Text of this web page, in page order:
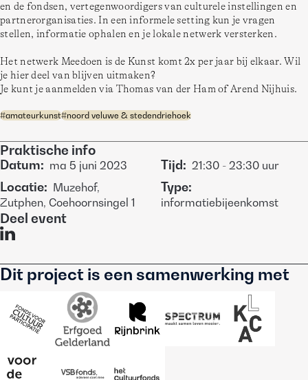
en de fondsen, vertegenwoordigers van culturele instellingen en
partnerorganisaties. In een informele setting kun je vragen
stellen, informatie ophalen en je lokale netwerk versterken.
Het netwerk Meedoen is de Kunst komt 2x per jaar bij elkaar. Wil
je hier deel van blijven uitmaken?
Je kunt je aanmelden via Thomas van der Ham of Arend Nijhuis.
#amateurkunst#noord veluwe & stedendriehoek
Praktische info
Datum: ma 5 juni 2023 Tijd: 21:30 - 23:30 uur
Locatie: Muzehof,
Zutphen, Coehoornsingel 1
Type:
informatiebijeenkomst
Deel event
Dit project is een samenwerking met